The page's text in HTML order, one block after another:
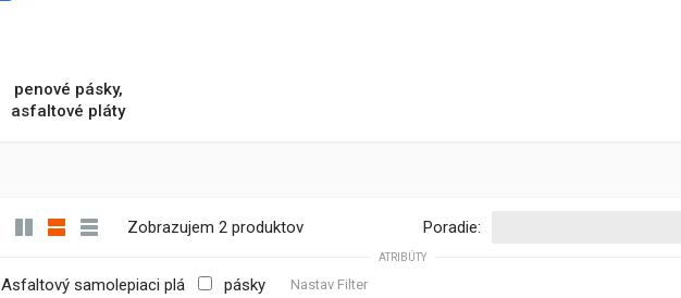
penové pásky,
asfaltové pláty
Zobrazujem 2 produktov Poradie:
ATRIBÚTY
Asfaltový samolepiaci plá pásky Nastav Filter